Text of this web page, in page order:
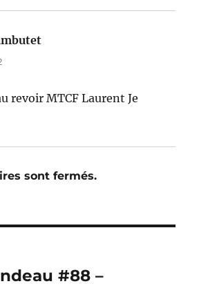
revoir MTCF Laurent Je
sont fermés.
#88 –